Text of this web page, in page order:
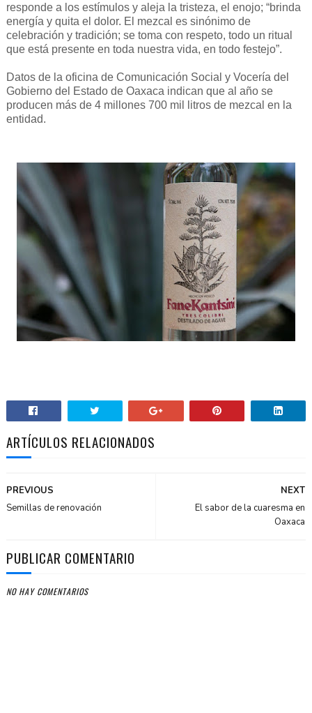
responde a los estímulos y aleja la tristeza, el enojo; “brinda
energía y quita el dolor. El mezcal es sinónimo de
celebración y tradición; se toma con respeto, todo un ritual
que está presente en toda nuestra vida, en todo festejo”.
Datos de la oficina de Comunicación Social y Vocería del
Gobierno del Estado de Oaxaca indican que al año se
producen más de 4 millones 700 mil litros de mezcal en la
entidad.
ARTÍCULOS RELACIONADOS
NEXT
El sabor de la cuaresma en
Oaxaca
PREVIOUS
Semillas de renovación
PUBLICAR COMENTARIO
NO HAY COMENTARIOS